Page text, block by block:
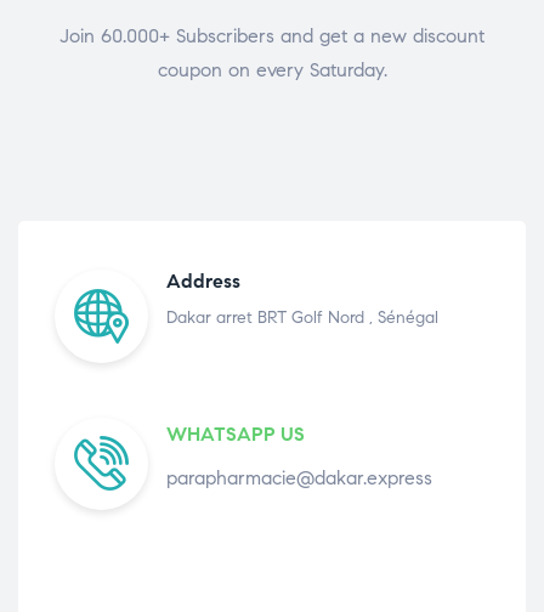
Join 60.000+ Subscribers and get a new discount
coupon on every Saturday.
Address
Dakar arret BRT Golf Nord , Sénégal
WHATSAPP US
parapharmacie@dakar.express